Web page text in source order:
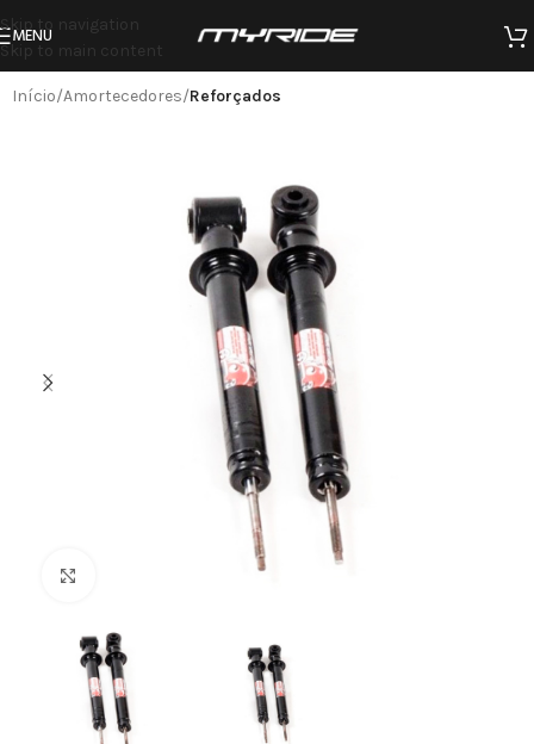
Skip to navigation
Skip to main content
MENU
Início Amortecedores Reforçados